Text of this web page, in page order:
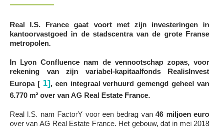
Real I.S. France gaat voort met zijn investeringen in
kantoorvastgoed in de stadscentra van de grote Franse
metropolen.
In Lyon Confluence nam de vennootschap zopas, voor
rekening van zijn variabel-kapitaalfonds RealisInvest
Europa [1], een integraal verhuurd gemengd geheel van
6.770 m² over van AG Real Estate France.
Real I.S. nam FactorY voor een bedrag van46 miljoen euro
over van AG Real Estate France. Het gebouw, dat in mei 2018